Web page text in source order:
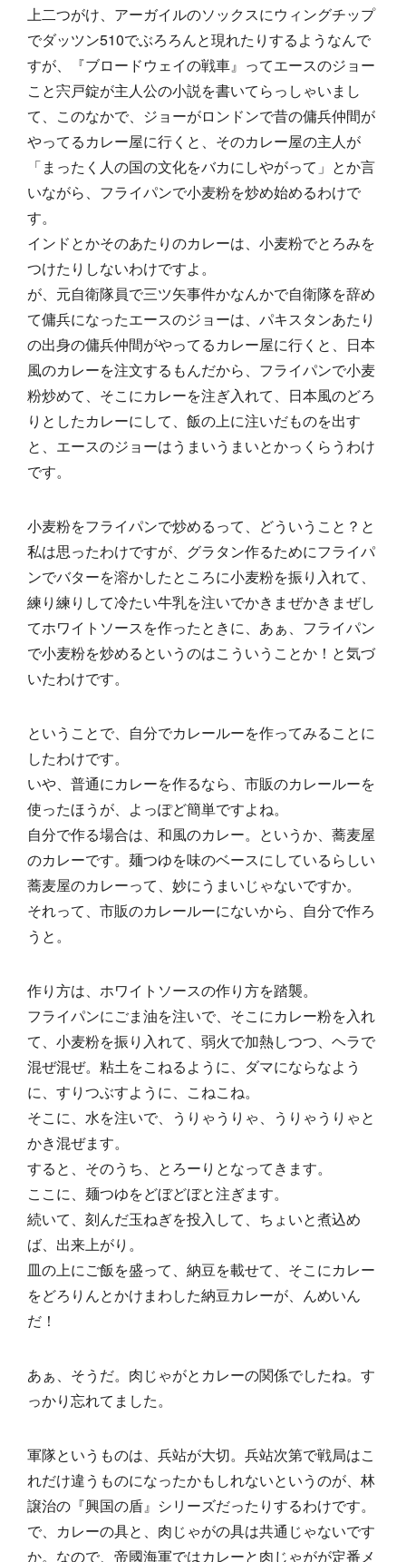
上二つがけ、アーガイルのソックスにウィングチップ
でダッツン510でぶろろんと現れたりするようなんで
すが、『ブロードウェイの戦車』ってエースのジョー
こと宍戸錠が主人公の小説を書いてらっしゃいまし
て、このなかで、ジョーがロンドンで昔の傭兵仲間が
やってるカレー屋に行くと、そのカレー屋の主人が
「まったく人の国の文化をバカにしやがって」とか言
いながら、フライパンで小麦粉を炒め始めるわけで
す。
インドとかそのあたりのカレーは、小麦粉でとろみを
つけたりしないわけですよ。
が、元自衛隊員で三ツ矢事件かなんかで自衛隊を辞め
て傭兵になったエースのジョーは、パキスタンあたり
の出身の傭兵仲間がやってるカレー屋に行くと、日本
風のカレーを注文するもんだから、フライパンで小麦
粉炒めて、そこにカレーを注ぎ入れて、日本風のどろ
りとしたカレーにして、飯の上に注いだものを出す
と、エースのジョーはうまいうまいとかっくらうわけ
です。
小麦粉をフライパンで炒めるって、どういうこと？と
私は思ったわけですが、グラタン作るためにフライパ
ンでバターを溶かしたところに小麦粉を振り入れて、
練り練りして冷たい牛乳を注いでかきまぜかきまぜし
てホワイトソースを作ったときに、あぁ、フライパン
で小麦粉を炒めるというのはこういうことか！と気づ
いたわけです。
ということで、自分でカレールーを作ってみることに
したわけです。
いや、普通にカレーを作るなら、市販のカレールーを
使ったほうが、よっぽど簡単ですよね。
自分で作る場合は、和風のカレー。というか、蕎麦屋
のカレーです。麺つゆを味のベースにしているらしい
蕎麦屋のカレーって、妙にうまいじゃないですか。
それって、市販のカレールーにないから、自分で作ろ
うと。
作り方は、ホワイトソースの作り方を踏襲。
フライパンにごま油を注いで、そこにカレー粉を入れ
て、小麦粉を振り入れて、弱火で加熱しつつ、ヘラで
混ぜ混ぜ。粘土をこねるように、ダマにならなよう
に、すりつぶすように、こねこね。
そこに、水を注いで、うりゃうりゃ、うりゃうりゃと
かき混ぜます。
すると、そのうち、とろーりとなってきます。
ここに、麺つゆをどぼどぼと注ぎます。
続いて、刻んだ玉ねぎを投入して、ちょいと煮込め
ば、出来上がり。
皿の上にご飯を盛って、納豆を載せて、そこにカレー
をどろりんとかけまわした納豆カレーが、んめいん
だ！
あぁ、そうだ。肉じゃがとカレーの関係でしたね。す
っかり忘れてました。
軍隊というものは、兵站が大切。兵站次第で戦局はこ
れだけ違うものになったかもしれないというのが、林
譲治の『興国の盾』シリーズだったりするわけです。
で、カレーの具と、肉じゃがの具は共通じゃないです
か。なので、帝國海軍ではカレーと肉じゃがが定番メ